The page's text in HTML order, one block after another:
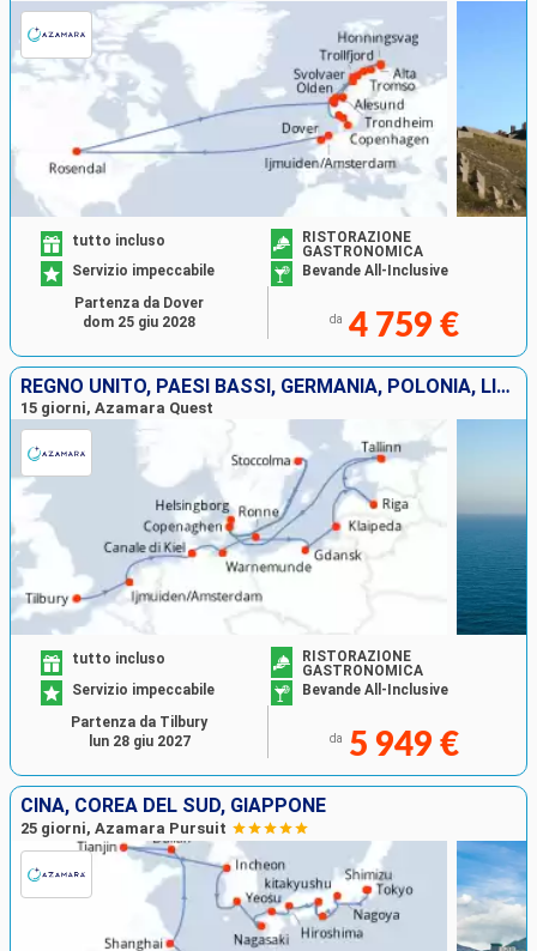
tutto incluso
RISTORAZIONE
GASTRONOMICA
Servizio impeccabile
Bevande All-Inclusive
da 4 759 €
Partenza da Dover
dom 25 giu 2028
REGNO UNITO, PAESI BASSI, GERMANIA, POLONIA, LITUANIA, LETTONIA, ESTONIA, SVEZIA, DANIMARCA
15 giorni, Azamara Quest
tutto incluso
RISTORAZIONE
GASTRONOMICA
Servizio impeccabile
Bevande All-Inclusive
da 5 949 €
Partenza da Tilbury
lun 28 giu 2027
CINA, COREA DEL SUD, GIAPPONE
25 giorni, Azamara Pursuit